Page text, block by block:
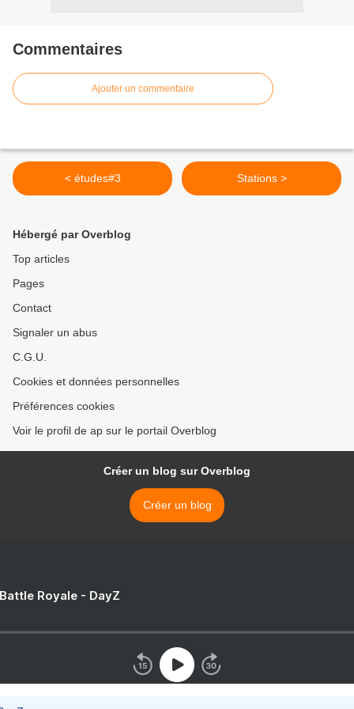
Commentaires
Ajouter un commentaire
< études#3 Stations >
Hébergé par Overblog
Top articles
Pages
Contact
Signaler un abus
C.G.U.
Cookies et données personnelles
Préférences cookies
Voir le profil de ap sur le portail Overblog
Créer un blog sur Overblog
Créer un blog
Royale - DayZ